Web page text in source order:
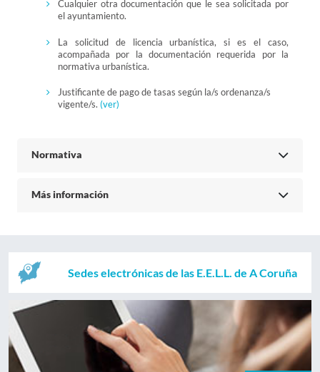
Cualquier otra documentación que le sea solicitada por
el ayuntamiento.
La solicitud de licencia urbanística, si es el caso,
acompañada por la documentación requerida por la
normativa urbanística.
Justificante de pago de tasas según la/s ordenanza/s
vigente/s. (ver)
Normativa
Más información
Sedes electrónicas de las E.E.L.L. de A Coruña